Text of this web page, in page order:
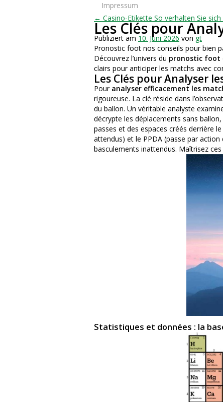
Impressum
← Casino-Etikette So verhalten Sie
Les Clés pour
Publiziert am 10. Juni 2026 von gt
Pronostic foot nos conseils pour bien
Découvrez l’univers du pronostic foot
clairs pour anticiper les matchs avec
Les Clés pour Analyser
Pour analyser efficacement les
rigoureuse. La clé réside dans
du ballon. Un véritable analyste
décrypte les déplacements sans
passes et des espaces créés derrière
attendus) et le PPDA (passe par
basculements inattendus. Maîtrisez
Statistiques et données : la